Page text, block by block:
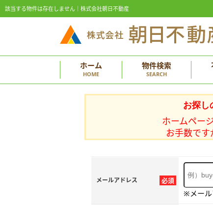
該当する物件は存在しません｜株式会社朝日不動産
ホーム
HOME
物件検索
SEARCH
お探し
ホームペー
お手数です
必須
メールアドレス
※メール